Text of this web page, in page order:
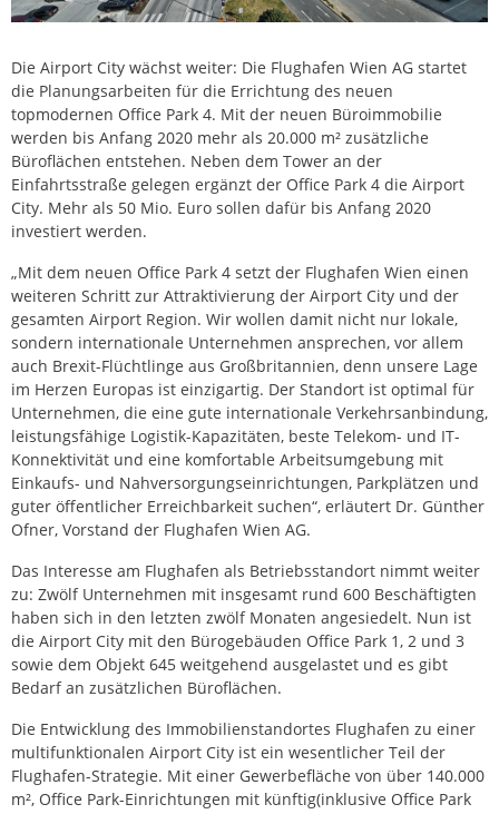
Die Airport City wächst weiter: Die Flughafen Wien AG startet
die Planungsarbeiten für die Errichtung des neuen
topmodernen Office Park 4. Mit der neuen Büroimmobilie
werden bis Anfang 2020 mehr als 20.000 m² zusätzliche
Büroflächen entstehen. Neben dem Tower an der
Einfahrtsstraße gelegen ergänzt der Office Park 4 die Airport
City. Mehr als 50 Mio. Euro sollen dafür bis Anfang 2020
investiert werden.
„Mit dem neuen Office Park 4 setzt der Flughafen Wien einen
weiteren Schritt zur Attraktivierung der Airport City und der
gesamten Airport Region. Wir wollen damit nicht nur lokale,
sondern internationale Unternehmen ansprechen, vor allem
auch Brexit-Flüchtlinge aus Großbritannien, denn unsere Lage
im Herzen Europas ist einzigartig. Der Standort ist optimal für
Unternehmen, die eine gute internationale Verkehrsanbindung,
leistungsfähige Logistik-Kapazitäten, beste Telekom- und IT-
Konnektivität und eine komfortable Arbeitsumgebung mit
Einkaufs- und Nahversorgungseinrichtungen, Parkplätzen und
guter öffentlicher Erreichbarkeit suchen“, erläutert Dr. Günther
Ofner, Vorstand der Flughafen Wien AG.
Das Interesse am Flughafen als Betriebsstandort nimmt weiter
zu: Zwölf Unternehmen mit insgesamt rund 600 Beschäftigten
haben sich in den letzten zwölf Monaten angesiedelt. Nun ist
die Airport City mit den Bürogebäuden Office Park 1, 2 und 3
sowie dem Objekt 645 weitgehend ausgelastet und es gibt
Bedarf an zusätzlichen Büroflächen.
Die Entwicklung des Immobilienstandortes Flughafen zu einer
multifunktionalen Airport City ist ein wesentlicher Teil der
Flughafen-Strategie. Mit einer Gewerbefläche von über 140.000
m², Office Park-Einrichtungen mit künftig(inklusive Office Park